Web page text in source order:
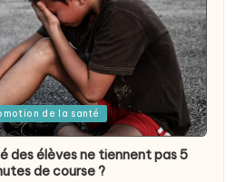
de la santé
des élèves ne tiennent pas 5
de course ?